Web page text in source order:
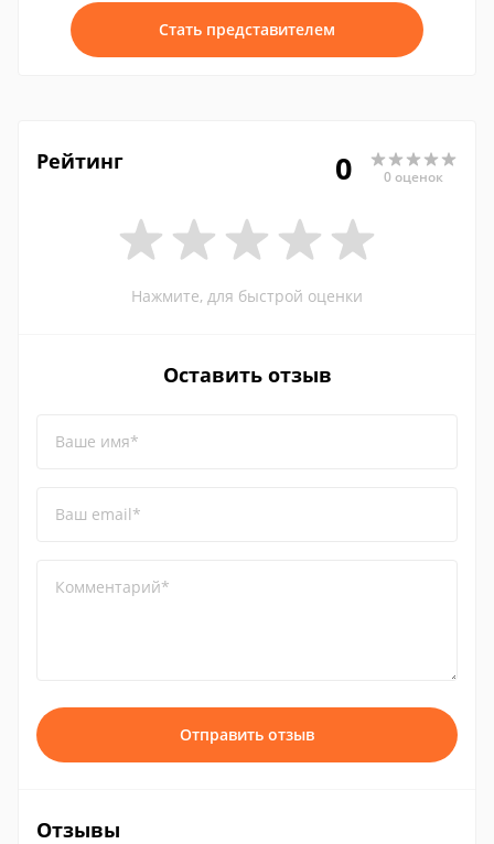
Стать представителем
Рейтинг 0 0 оценок
Нажмите, для быстрой оценки
Оставить отзыв
Ваше имя*
Ваш email*
Комментарий*
Отправить отзыв
Отзывы